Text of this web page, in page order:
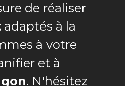
de réaliser
adaptés à la
à votre
et à
. N'hésitez